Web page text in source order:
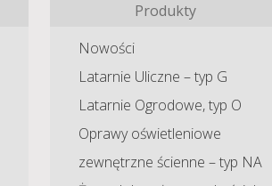
Produkty
Nowości
Latarnie Uliczne – typ G
Latarnie Ogrodowe, typ O
Oprawy oświetleniowe
zewnętrzne ścienne – typ NA